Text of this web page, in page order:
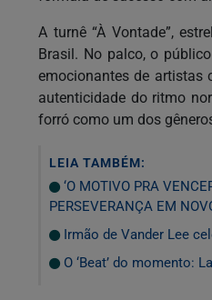
A turnê “À Vontade”,
Brasil. No palco, o
emocionantes de artistas
autenticidade do ritmo
forró como um dos
LEIA TAMBÉM:
‘O MOTIVO PRA
PERSEVERANÇA EM
Irmão de Vander Lee
O ‘Beat’ do momento: